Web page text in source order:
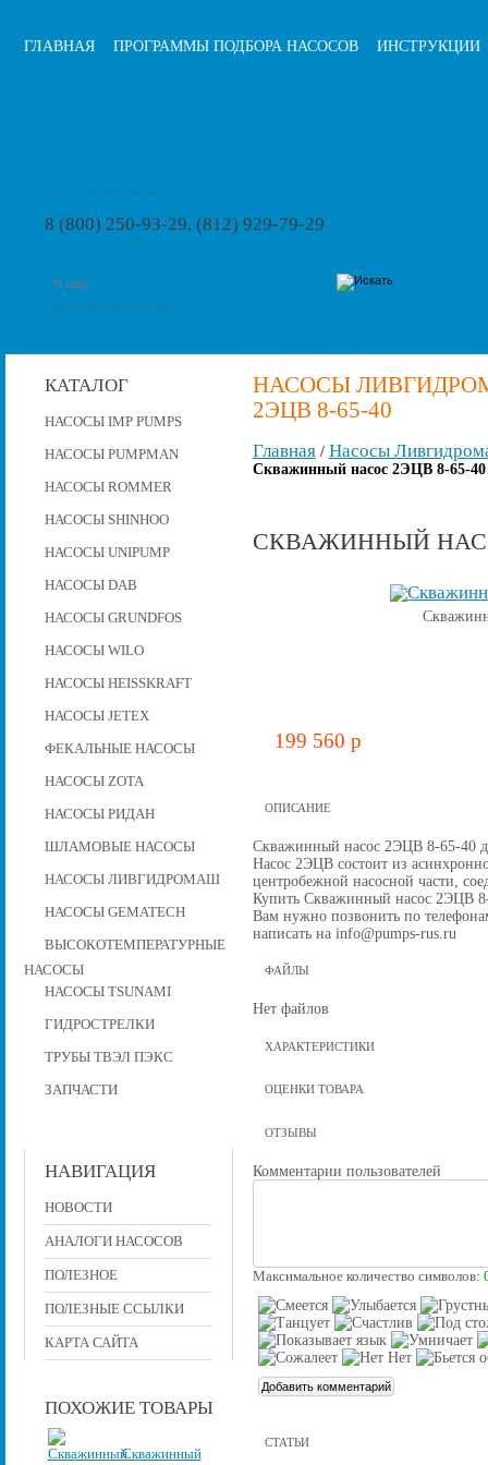
ГЛАВНАЯ ПРОГРАММЫ ПОДБОРА НАСОСОВ ИНСТРУКЦИИ
8 (800) 250-93-29, (812) 929-79-29
КАТАЛОГ
НАСОСЫ IMP PUMPS
НАСОСЫ PUMPMAN
НАСОСЫ ROMMER
НАСОСЫ SHINHOO
НАСОСЫ UNIPUMP
НАСОСЫ DAB
НАСОСЫ GRUNDFOS
НАСОСЫ WILO
НАСОСЫ HEISSKRAFT
НАСОСЫ JETEX
ФЕКАЛЬНЫЕ НАСОСЫ
НАСОСЫ ZOTA
НАСОСЫ РИДАН
ШЛАМОВЫЕ НАСОСЫ
НАСОСЫ ЛИВГИДРОМАШ
НАСОСЫ GEMATECH
ВЫСОКОТЕМПЕРАТУРНЫЕ
НАСОСЫ
НАСОСЫ TSUNAMI
ГИДРОСТРЕЛКИ
ТРУБЫ ТВЭЛ ПЭКС
ЗАПЧАСТИ
НАВИГАЦИЯ
НОВОСТИ
АНАЛОГИ НАСОСОВ
ПОЛЕЗНОЕ
ПОЛЕЗНЫЕ ССЫЛКИ
КАРТА САЙТА
ПОХОЖИЕ ТОВАРЫ
Скважинный
НАСОСЫ
2ЭЦВ 8-65-40
Главная/ Насосы
Скважинный насос 2ЭЦВ 8-65-40
СКВАЖИННЫЙ
199 560 p
ОПИСАНИЕ
Скважинный насос 2ЭЦВ 8-65-40
Насос 2ЭЦВ состоит из
центробежной наcосной части,
Купить Скважинный насос 2ЭЦВ 8-
Вам нужно позвонить по
написать на info@pumps-rus.ru
ФАЙЛЫ
Нет файлов
ХАРАКТЕРИСТИКИ
ОЦЕНКИ ТОВАРА
ОТЗЫВЫ
Комментарии пользователей
Максимальное количество символов:
СТАТЬИ